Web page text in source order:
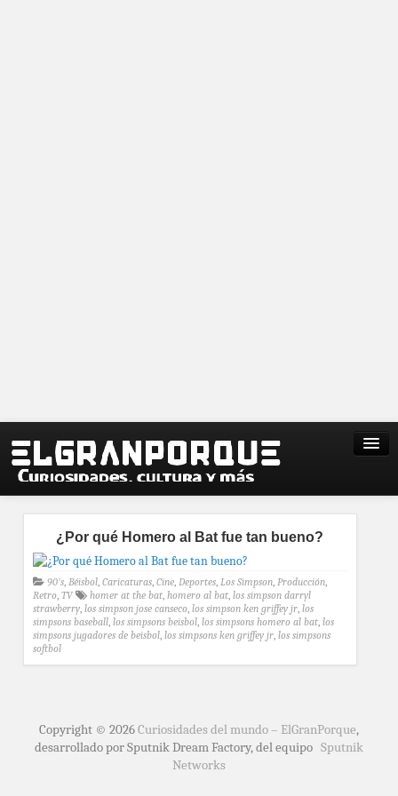
¿Por qué Homero al Bat fue tan bueno?
90's, Béisbol, Caricaturas, Cine, Deportes, Los Simpson, Producción,
Retro, TV homer at the bat, homero al bat, los simpson darryl
strawberry, los simpson jose canseco, los simpson ken griffey jr, los
simpsons baseball, los simpsons beisbol, los simpsons homero al bat, los
simpsons jugadores de beisbol, los simpsons ken griffey jr, los simpsons
softbol
Copyright © 2026Curiosidades del mundo – ElGranPorque,
desarrollado por Sputnik Dream Factory, del equipo Sputnik
Networks